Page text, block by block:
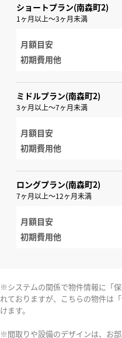
ショートプラン(南森町2)
1ヶ月以上～3ヶ月未満
月額目安
初期費用他
ミドルプラン(南森町2)
3ヶ月以上～7ヶ月未満
月額目安
初期費用他
ロングプラン(南森町2)
7ヶ月以上～12ヶ月未満
月額目安
初期費用他
※システムの関係で物件情報に「
れておりますが、こちらの物件は
けます。
※間取りや設備のデザインは、お